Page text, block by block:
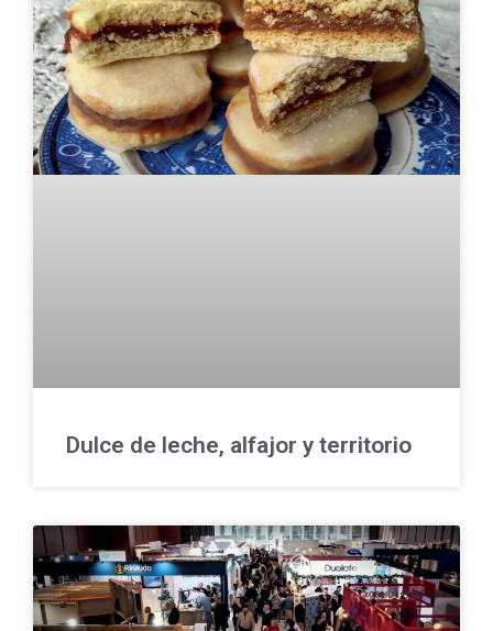
Dulce de leche, alfajor y territorio